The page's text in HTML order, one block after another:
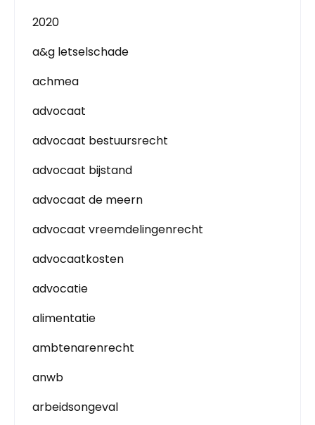
2020
a&g letselschade
achmea
advocaat
advocaat bestuursrecht
advocaat bijstand
advocaat de meern
advocaat vreemdelingenrecht
advocaatkosten
advocatie
alimentatie
ambtenarenrecht
anwb
arbeidsongeval